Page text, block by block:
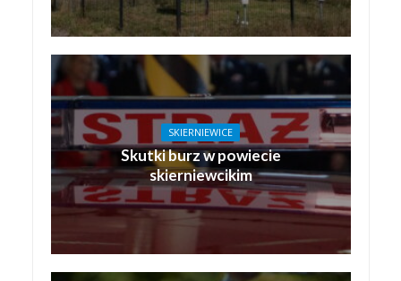
SKIERNIEWICE
Skutki burz w powiecie
skierniewcikim